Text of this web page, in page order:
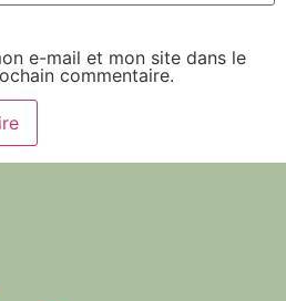
e-mail et mon site dans le
commentaire.